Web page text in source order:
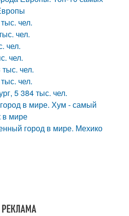
чел.
чел.
чел.
чел.
чел.
чел.
5 384 тыс. чел.
в мире. Хум - самый
в мире
город в мире. Мехико